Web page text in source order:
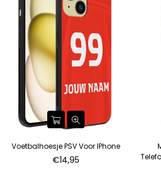
Voetbalhoesje PSV Voor IPhone
€14,95